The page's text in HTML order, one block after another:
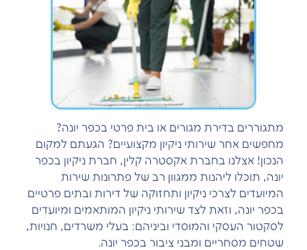
מתגוררים בדירת מגורים או בית פרטי בכפר יונה?
מחפשים אחר שירותי ניקיון מקצועיים? הגעתם למקום
הנכון! אצלנו בחברת אקסטרה קלין, חברת ניקיון בכפר
יונה, תוכלו ליהנות ממגוון רב של פתרונות שירות
המיועדים לצרכי ניקיון ותחזוקה של דירות ובתים פרטיים
בכפר יונה, וזאת לצד שירותי ניקיון המותאמים ומיועדים
לסקטור העסקי והמוסדי וביניהם: בעלי משרדים, חנויות,
שטחים מסחריים ומבני ציבור בכפר יונה.